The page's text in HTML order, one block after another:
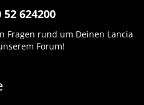
52 624200
Fragen rund um Deinen Lancia
Forum!